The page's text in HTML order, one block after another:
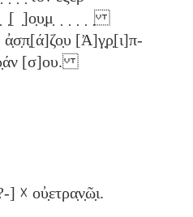
̣[ ̣]ο̣υ̣μ̣
ἀ̣σ̣π̣[ά]ζο̣υ [Ἀ]γ̣ρ̣[ι]π-
[σ]ου.
] ☓ οὐ̣ετρα̣ν̣ῶ̣ι.